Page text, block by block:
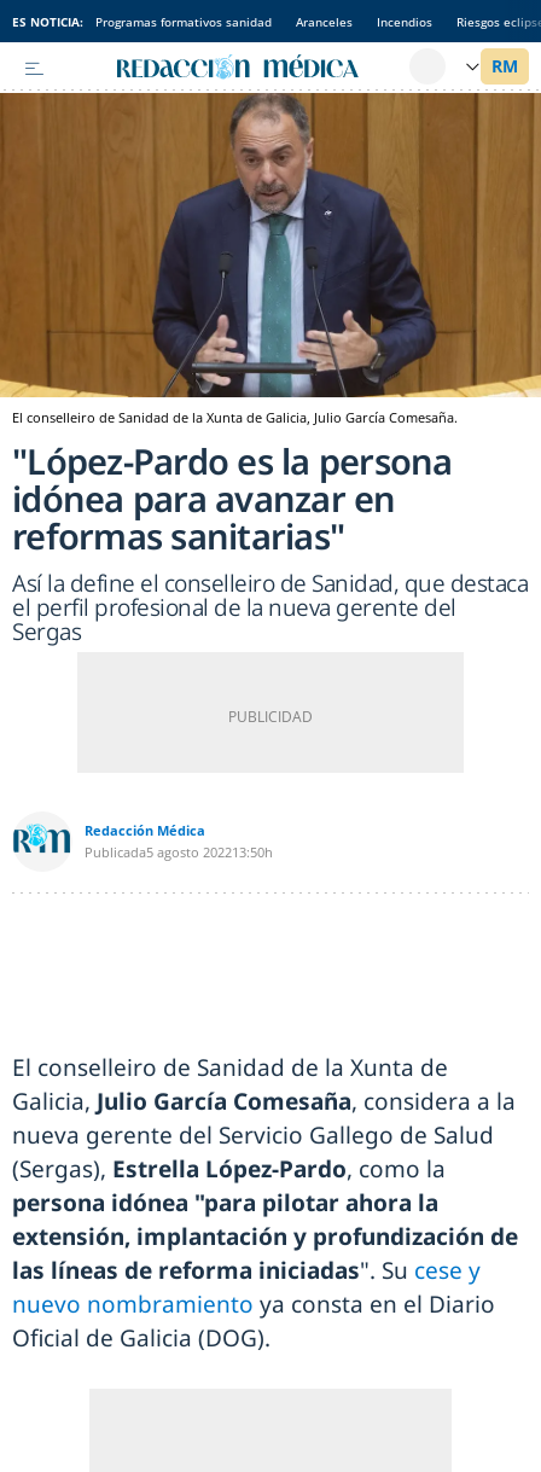
ES NOTICIA: Programas formativos sanidad Aranceles Incendios Riesgos
El conselleiro de Sanidad de la Xunta de Galicia, Julio García Comesaña.
"López-Pardo es la persona
idónea para avanzar en
reformas sanitarias"
Así la define el conselleiro de Sanidad, que destaca
el perfil profesional de la nueva gerente del
Sergas
Redacción Médica
Publicada5 agosto 202213:50h
El conselleiro de Sanidad de la Xunta de
Galicia, Julio García Comesaña, considera a la
nueva gerente del Servicio Gallego de Salud
(Sergas), Estrella López-Pardo, como la
persona idónea "para pilotar ahora la
extensión, implantación y profundización de
las líneas de reforma iniciadas". Su cese y
nuevo nombramiento ya consta en el Diario
Oficial de Galicia (DOG).